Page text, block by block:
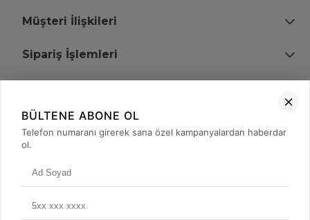
Müşteri İlişkileri
Sipariş İşlemleri
+90 (850) 473 08 08
BÜLTENE ABONE OL
Telefon numaranı girerek sana özel kampanyalardan haberdar
ol.